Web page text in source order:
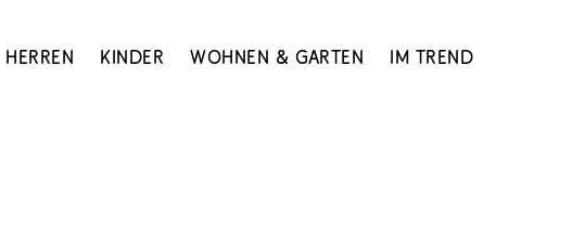
Herren Kinder Wohnen & Garten Im Trend